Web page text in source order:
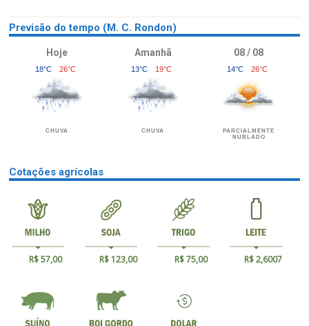
Previsão do tempo (M. C. Rondon)
Hoje
18°C 26°C
CHUVA
Amanhã
13°C 19°C
CHUVA
08 / 08
14°C 26°C
PARCIALMENTE
NUBLADO
Cotações agrícolas
R$ 57,00 R$ 123,00 R$ 75,00 R$ 2,6007